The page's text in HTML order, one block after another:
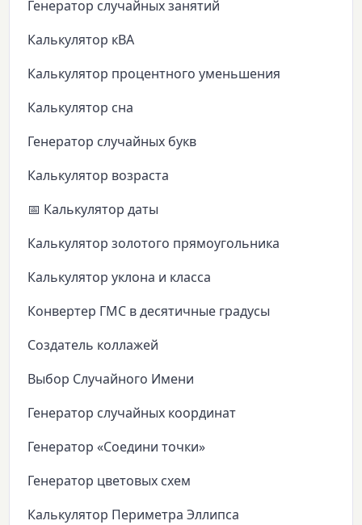
Генератор случайных занятий
Калькулятор кВА
Калькулятор процентного уменьшения
Калькулятор сна
Генератор случайных букв
Калькулятор возраста
📅 Калькулятор даты
Калькулятор золотого прямоугольника
Калькулятор уклона и класса
Конвертер ГМС в десятичные градусы
Создатель коллажей
Выбор Случайного Имени
Генератор случайных координат
Генератор «Соедини точки»
Генератор цветовых схем
Калькулятор Периметра Эллипса